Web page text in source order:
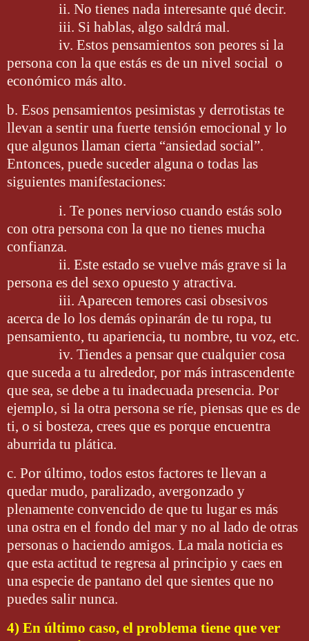
ii. No tienes nada interesante qué decir.
iii. Si hablas, algo saldrá mal.
iv. Estos pensamientos son peores si la
persona con la que estás es de un nivel social o
económico más alto.
b. Esos pensamientos pesimistas y derrotistas te
llevan a sentir una fuerte tensión emocional y lo
que algunos llaman cierta “ansiedad social”.
Entonces, puede suceder alguna o todas las
siguientes manifestaciones:
i. Te pones nervioso cuando estás solo
con otra persona con la que no tienes mucha
confianza.
ii. Este estado se vuelve más grave si la
persona es del sexo opuesto y atractiva.
iii. Aparecen temores casi obsesivos
acerca de lo los demás opinarán de tu ropa, tu
pensamiento, tu apariencia, tu nombre, tu voz, etc.
iv. Tiendes a pensar que cualquier cosa
que suceda a tu alrededor, por más intrascendente
que sea, se debe a tu inadecuada presencia. Por
ejemplo, si la otra persona se ríe, piensas que es de
ti, o si bosteza, crees que es porque encuentra
aburrida tu plática.
c. Por último, todos estos factores te llevan a
quedar mudo, paralizado, avergonzado y
plenamente convencido de que tu lugar es más
una ostra en el fondo del mar y no al lado de otras
personas o haciendo amigos. La mala noticia es
que esta actitud te regresa al principio y caes en
una especie de pantano del que sientes que no
puedes salir nunca.
4) En último caso, el problema tiene que ver